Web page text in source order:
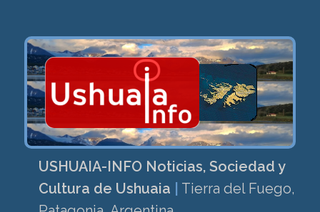
USHUAIA-INFO Noticias, Sociedad y
Cultura de Ushuaia
Tierra del Fuego,